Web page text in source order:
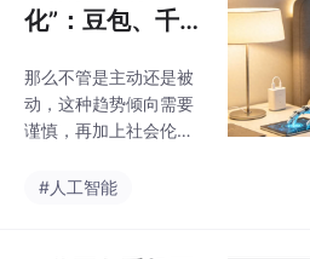
由负转正，但仅约4.
7%。天眼查APP显示，
产业、战略投资方，也
不乏私募机构，客观
上，与阿里、米哈游以
机构投资人都是有财务
化”：豆包、千问
必选们“狂飙”
那么不管是主动还是被
动，这种趋势倾向需要
谨慎，再加上社会伦理
过度沉浸于和机器人的
#人工智能